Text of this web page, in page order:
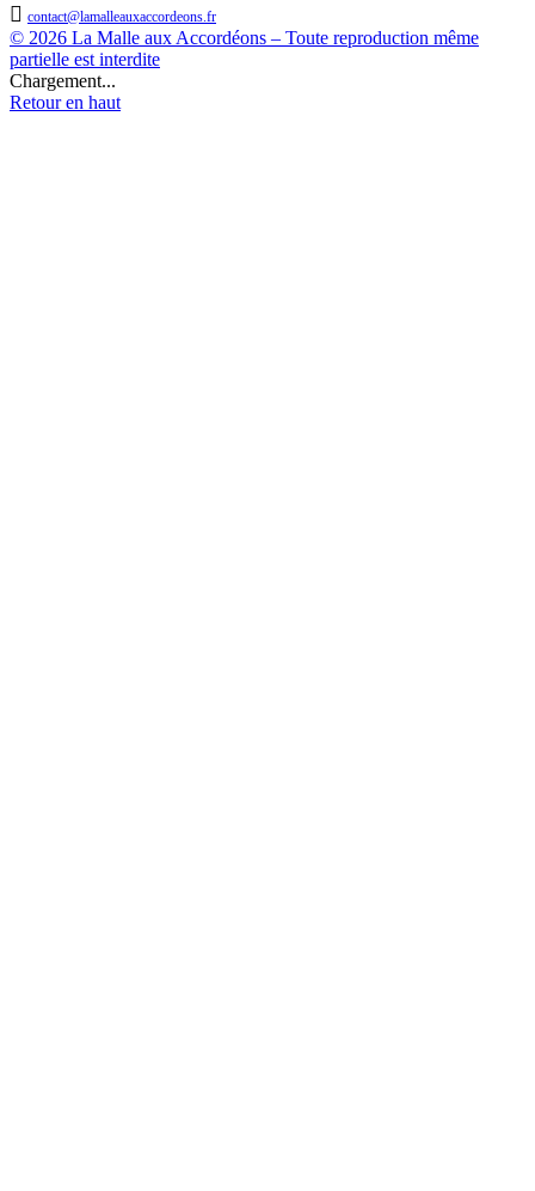
 contact@lamalleauxaccordeons.fr
© 2026 La Malle aux Accordéons – Toute reproduction même
partielle est interdite
Chargement...
Retour en haut